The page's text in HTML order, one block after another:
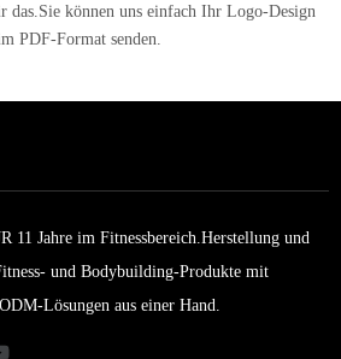
das.Sie können uns einfach Ihr Logo-Design
PDF-Format senden.
11 Jahre im Fitnessbereich.Herstellung und
und Bodybuilding-Produkte mit
Lösungen aus einer Hand.